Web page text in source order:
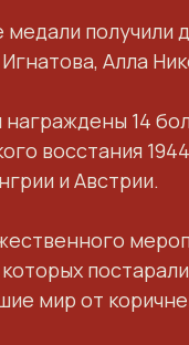
получили
Алла
14
восстания
и Австрии.
мир от